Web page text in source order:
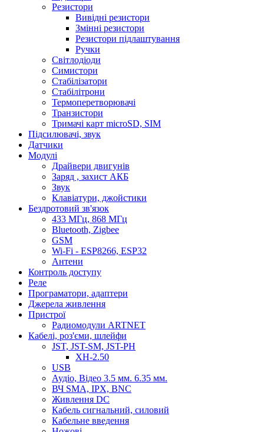
Резистори
Вивідні резистори
Змінні резистори
Резистори підлаштування
Ручки
Світлодіоди
Симистори
Стабілізатори
Стабілітрони
Термоперетворювачі
Транзистори
Тримачі карт microSD, SIM
Підсилювачі, звук
Датчики
Модулі
Драйвери двигунів
Заряд , захист АКБ
Звук
Клавіатури, джойстики
Бездротовий зв'язок
433 МГц, 868 МГц
Bluetooth, Zigbee
GSM
Wi-Fi - ESP8266, ESP32
Антени
Контроль доступу
Реле
Програматори, адаптери
Джерела живлення
Пристрої
Радиомодули ARTNET
Кабелі, роз'єми, шлейфи
JST, JST-SM, JST-PH
XH-2.50
USB
Аудіо, Відео 3.5 мм. 6.35 мм.
ВЧ SMA, IPX, BNC
Живлення DC
Кабель сигнальний, силовий
Кабельне введення